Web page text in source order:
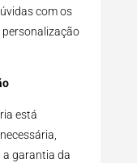
com os
personalização
está
a garantia da